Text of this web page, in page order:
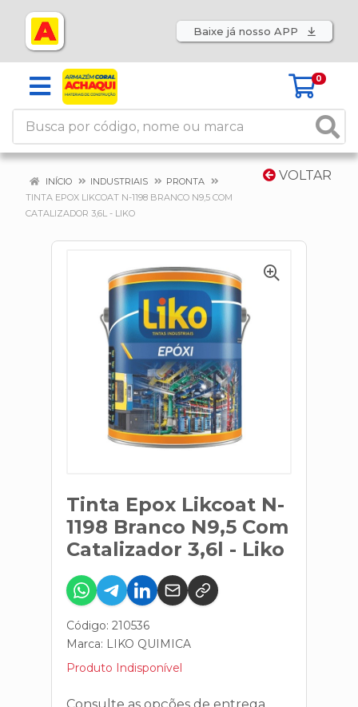
Baixe já nosso APP
0
VOLTAR
INÍCIO INDUSTRIAIS
PRONTA
TINTA EPOX LIKCOAT N-1198 BRANCO N9,5 COM
CATALIZADOR 3,6L - LIKO
Tinta Epox Likcoat N-
1198 Branco N9,5 Com
Catalizador 3,6l - Liko
Código: 210536
Marca: LIKO QUIMICA
Produto Indisponível